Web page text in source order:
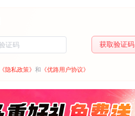
获取验证码
《隐私政策》 和 《优路用户协议》